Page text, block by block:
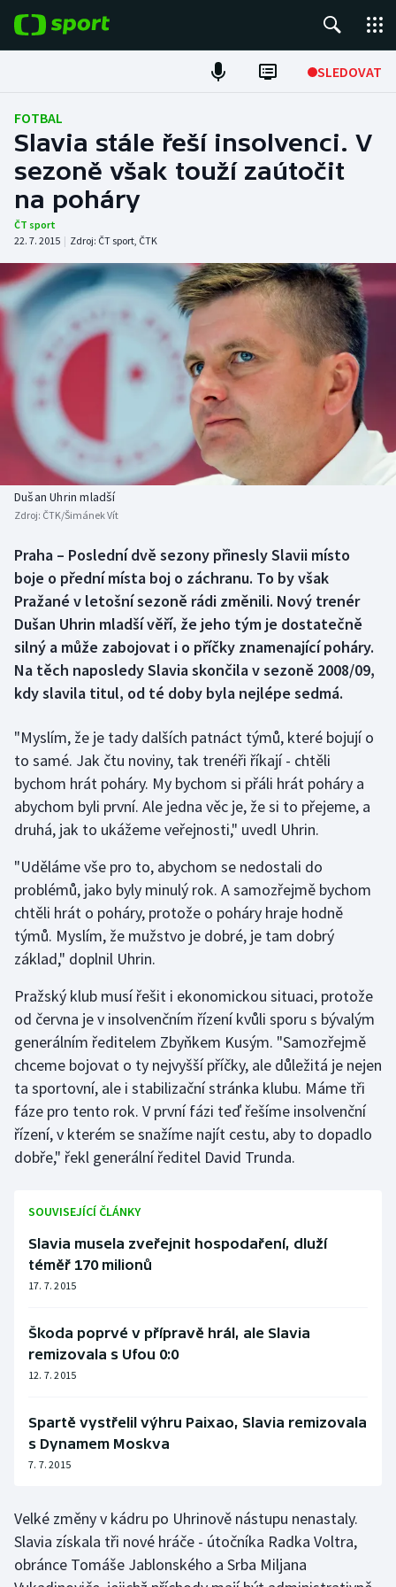
SLEDOVAT
Fotbal
Hokej
Tenis
Atletika
Cyklistika
DALŠÍ SPORTY
Americký fotbal
Baseball a softbal
Basketbal
Biatlon
Box
Curling
Dostihy
Florbal
Futsal
Golf
Gymnastika
Házená
Jezdectví
Judo
Krasobruslení
Lezení
Lyže a snowboard
Moderní pětiboj
Olympijské hry
Parasport
Plážový volejbal
Rychlobruslení
Rychlostní kanoistika
Short track
Sportovní střelba
NEPŘEHLÉDNĚTE
Soutěže
Historické návraty
Aplikace ČT sport
FOTBAL
Slavia stále řeší insolvenci. V
sezoně však touží zaútočit
na poháry
ČT sport
22. 7. 2015 | Zdroj: ČT sport, ČTK
Dušan Uhrin mladší
Zdroj: ČTK/Šimánek Vít
Praha – Poslední dvě sezony přinesly Slavii místo
boje o přední místa boj o záchranu. To by však
Pražané v letošní sezoně rádi změnili. Nový trenér
Dušan Uhrin mladší věří, že jeho tým je dostatečně
silný a může zabojovat i o příčky znamenající poháry.
Na těch naposledy Slavia skončila v sezoně 2008/09,
kdy slavila titul, od té doby byla nejlépe sedmá.
"Myslím, že je tady dalších patnáct týmů, které bojují o
to samé. Jak čtu noviny, tak trenéři říkají - chtěli
bychom hrát poháry. My bychom si přáli hrát poháry a
abychom byli první. Ale jedna věc je, že si to přejeme, a
druhá, jak to ukážeme veřejnosti," uvedl Uhrin.
"Uděláme vše pro to, abychom se nedostali do
problémů, jako byly minulý rok. A samozřejmě bychom
chtěli hrát o poháry, protože o poháry hraje hodně
týmů. Myslím, že mužstvo je dobré, je tam dobrý
základ," doplnil Uhrin.
Pražský klub musí řešit i ekonomickou situaci, protože
od června je v insolvenčním řízení kvůli sporu s bývalým
generálním ředitelem Zbyňkem Kusým. "Samozřejmě
chceme bojovat o ty nejvyšší příčky, ale důležitá je nejen
ta sportovní, ale i stabilizační stránka klubu. Máme tři
fáze pro tento rok. V první fázi teď řešíme insolvenční
řízení, v kterém se snažíme najít cestu, aby to dopadlo
dobře," řekl generální ředitel David Trunda.
SOUVISEJÍCÍ ČLÁNKY
Slavia musela zveřejnit hospodaření, dluží
téměř 170 milionů
17. 7. 2015
Škoda poprvé v přípravě hrál, ale Slavia
remizovala s Ufou 0:0
12. 7. 2015
Spartě vystřelil výhru Paixao, Slavia remizovala
s Dynamem Moskva
7. 7. 2015
Velké změny v kádru po Uhrinově nástupu nenastaly.
Slavia získala tři nové hráče - útočníka Radka Voltra,
obránce Tomáše Jablonského a Srba Miljana